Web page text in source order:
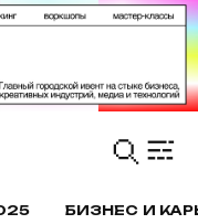
БИЗНЕС И